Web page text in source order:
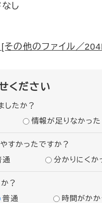
し
の他のファイル／
ください
したか？
情報が足りなかった
すかったですか？
通 分かりにくか
？
普通 時間がかか